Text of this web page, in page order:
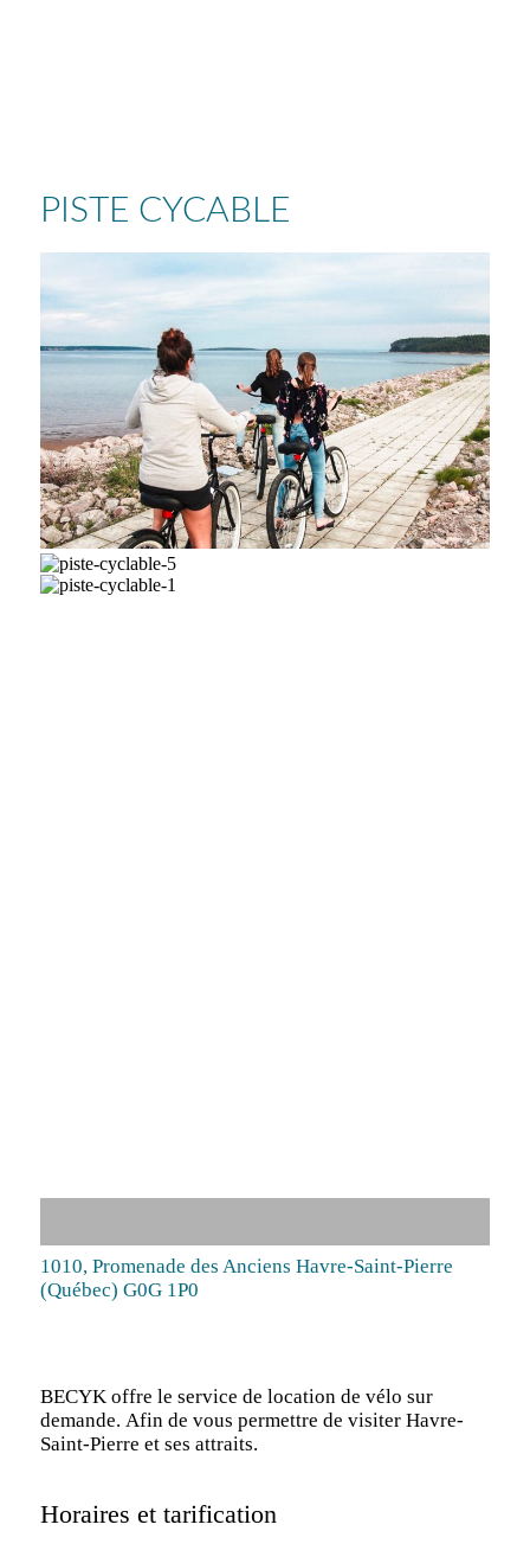
PISTE CYCABLE
1010, Promenade des Anciens Havre-Saint-Pierre
(Québec) G0G 1P0
BECYK offre le service de location de vélo sur
demande. Afin de vous permettre de visiter Havre-
Saint-Pierre et ses attraits.
Horaires et tarification